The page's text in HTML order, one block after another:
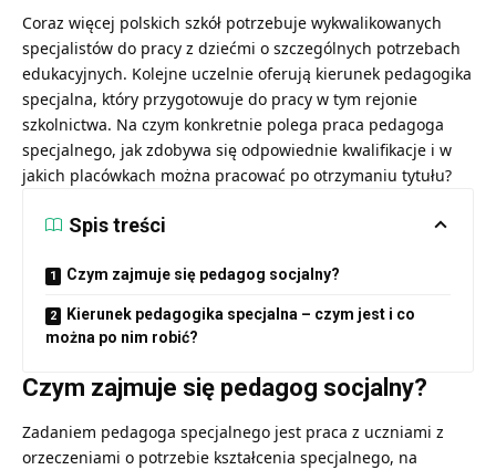
Coraz więcej polskich szkół potrzebuje wykwalikowanych
specjalistów do pracy z dziećmi o szczególnych potrzebach
edukacyjnych. Kolejne uczelnie oferują kierunek pedagogika
specjalna, który przygotowuje do pracy w tym rejonie
szkolnictwa. Na czym konkretnie polega praca pedagoga
specjalnego, jak zdobywa się odpowiednie kwalifikacje i w
jakich placówkach można pracować po otrzymaniu tytułu?
Spis treści
Czym zajmuje się pedagog socjalny?
Kierunek pedagogika specjalna – czym jest i co
można po nim robić?
Czym zajmuje się pedagog socjalny?
Zadaniem pedagoga specjalnego jest praca z uczniami z
orzeczeniami o potrzebie kształcenia specjalnego, na